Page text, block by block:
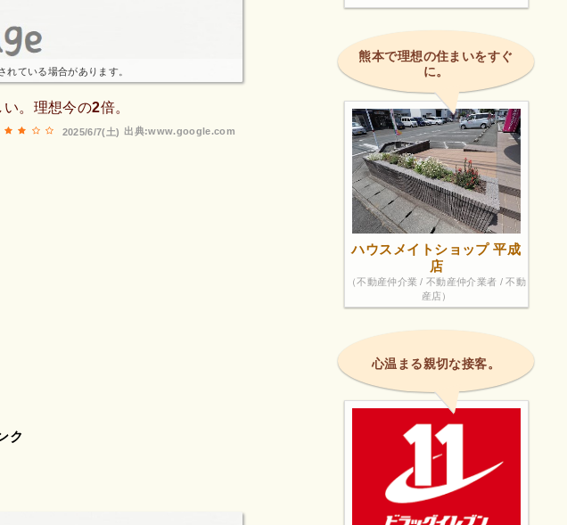
れている場合があります。
。理想今の2倍。
出典:www.google.com
2025/6/7(土)
ク
熊本で理想の住まいをすぐ
に。
ハウスメイトショップ 平成
店
（不動産仲介業 / 不動産仲介業者 / 不動
産店）
心温まる親切な接客。